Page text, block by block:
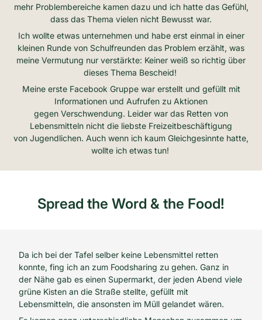
mehr Problembereiche kamen dazu und ich hatte das Gefühl,
dass das Thema vielen nicht Bewusst war.
Ich wollte etwas unternehmen und habe erst einmal in einer
kleinen Runde von Schulfreunden das Problem erzählt, was
meine Vermutung nur verstärkte: Keiner weiß so richtig über
dieses Thema Bescheid!
Meine erste Facebook Gruppe war erstellt und gefüllt mit
Informationen und Aufrufen zu Aktionen
gegen Verschwendung. Leider war das Retten von
Lebensmitteln nicht die liebste Freizeitbeschäftigung
von Jugendlichen. Auch wenn ich kaum Gleichgesinnte hatte,
wollte ich etwas tun!
Spread the Word & the Food!
Da ich bei der Tafel selber keine Lebensmittel retten
konnte, fing ich an zum Foodsharing zu gehen. Ganz in
der Nähe gab es einen Supermarkt, der jeden Abend viele
grüne Kisten an die Straße stellte, gefüllt mit
Lebensmitteln, die ansonsten im Müll gelandet wären.